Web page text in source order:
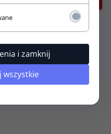
i zamknij
wszystkie